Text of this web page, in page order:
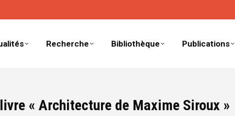
Recherche Bibliothèque Publications
« Architecture de Maxime Siroux »